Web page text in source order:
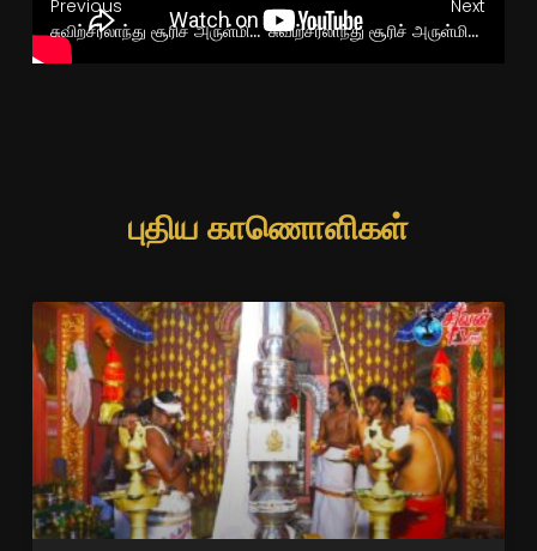
Previous
சுவிற்சர்லாந்து சூரிச் அருள்மிகு சிவன் கோவில் கந்தசட்டி விரதம் சண்முகார்ச்சனை
Next
சுவிற்சர்லாந்து சூரிச் அருள்மிகு சிவன் கோவில் கந்தசட்டி விரதம் பாறணைப்பூசை
புதிய காணொளிகள்